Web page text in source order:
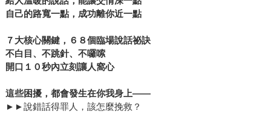
自己的路寬一點，成功離你近一點
７大核心關鍵，６８個臨場說話祕訣
不白目、不跳針、不囉嗦
開口１０秒內立刻讓人窩心
這些困擾，都會發生在你我身上——
►►說錯話得罪人，該怎麼挽救？